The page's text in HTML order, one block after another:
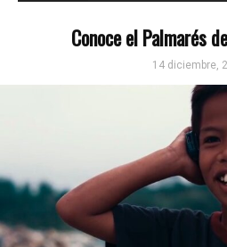
Conoce el Palmarés
14 diciembre,